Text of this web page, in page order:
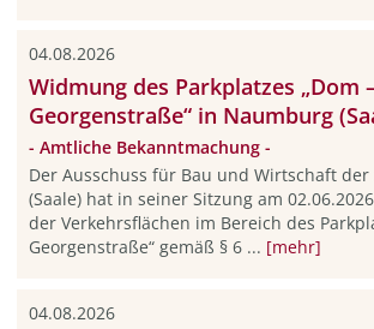
04.08.2026
Widmung des Parkplatzes „Dom
Georgenstraße“ in Naumburg
- Amtliche Bekanntmachung -
Der Ausschuss für Bau und Wirtschaft
(Saale) hat in seiner Sitzung am
der Verkehrsflächen im Bereich des
Georgenstraße“ gemäß § 6 ... [mehr]
04.08.2026